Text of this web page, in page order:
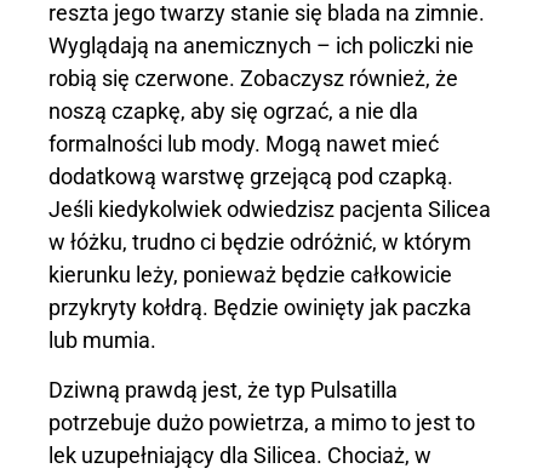
reszta jego twarzy stanie się blada na zimnie.
Wyglądają na anemicznych – ich policzki nie
robią się czerwone. Zobaczysz również, że
noszą czapkę, aby się ogrzać, a nie dla
formalności lub mody. Mogą nawet mieć
dodatkową warstwę grzejącą pod czapką.
Jeśli kiedykolwiek odwiedzisz pacjenta Silicea
w łóżku, trudno ci będzie odróżnić, w którym
kierunku leży, ponieważ będzie całkowicie
przykryty kołdrą. Będzie owinięty jak paczka
lub mumia.
Dziwną prawdą jest, że typ Pulsatilla
potrzebuje dużo powietrza, a mimo to jest to
lek uzupełniający dla Silicea. Chociaż, w